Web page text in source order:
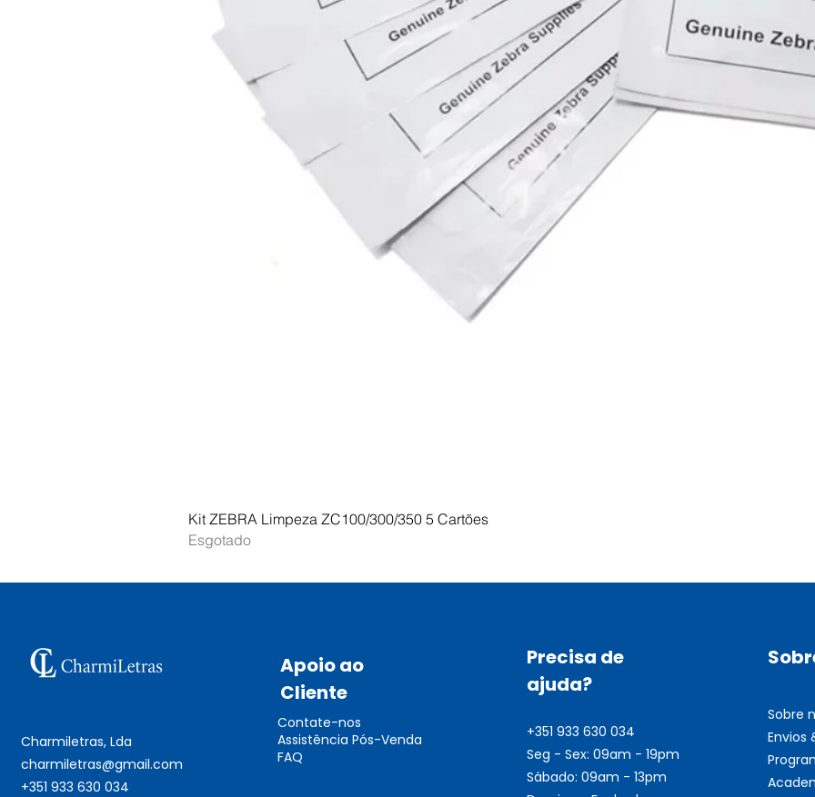
Kit ZEBRA Limpeza ZC100/300/350 5 Cartões
Esgotado
Charmiletras, Lda
charmiletras@gmail.com
+351 933 630 034
Apoio ao
Cliente
Contate-nos
Assistência Pós-Venda
FAQ
Precisa de
ajuda?
+351 933 630 034
Seg - Sex: 09am - 19pm
Sábado: 09am - 13pm
Sobre
Envios